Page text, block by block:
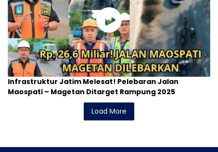
Infrastruktur Jatim Melesat! Pelebaran Jalan
Maospati – Magetan Ditarget Rampung 2025
Load More